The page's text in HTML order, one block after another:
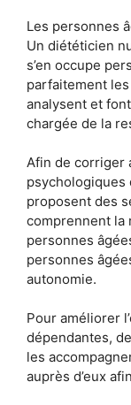
Les personnes
Un diététicien
s’en occupe
parfaitement
analysent et
chargée de la
Afin de corriger
psychologiques
proposent des
comprennent la
personnes
personnes
autonomie.
Pour améliorer
dépendantes,
les
auprès d’eux